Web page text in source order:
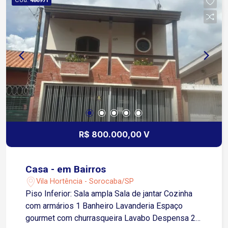
R$ 800.000,00 V
Casa - em Bairros
Vila Hortência - Sorocaba/SP
Piso Inferior: Sala ampla Sala de jantar Cozinha
com armários 1 Banheiro Lavanderia Espaço
gourmet com churrasqueira Lavabo Despensa 2